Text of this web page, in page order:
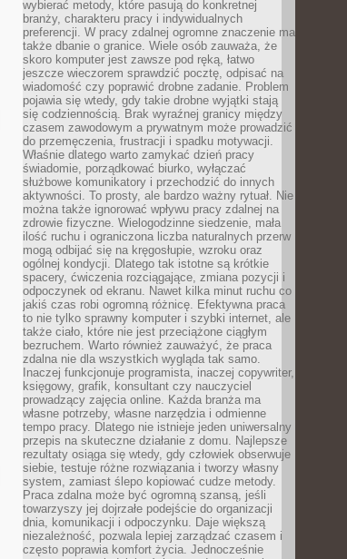
wybierać metody, które pasują do konkretnej
branży, charakteru pracy i indywidualnych
preferencji. W pracy zdalnej ogromne znaczenie ma
także dbanie o granice. Wiele osób zauważa, że
skoro komputer jest zawsze pod ręką, łatwo
jeszcze wieczorem sprawdzić pocztę, odpisać na
wiadomość czy poprawić drobne zadanie. Problem
pojawia się wtedy, gdy takie drobne wyjątki stają
się codziennością. Brak wyraźnej granicy między
czasem zawodowym a prywatnym może prowadzić
do przemęczenia, frustracji i spadku motywacji.
Właśnie dlatego warto zamykać dzień pracy
świadomie, porządkować biurko, wyłączać
służbowe komunikatory i przechodzić do innych
aktywności. To prosty, ale bardzo ważny rytuał. Nie
można także ignorować wpływu pracy zdalnej na
zdrowie fizyczne. Wielogodzinne siedzenie, mała
ilość ruchu i ograniczona liczba naturalnych przerw
mogą odbijać się na kręgosłupie, wzroku oraz
ogólnej kondycji. Dlatego tak istotne są krótkie
spacery, ćwiczenia rozciągające, zmiana pozycji i
odpoczynek od ekranu. Nawet kilka minut ruchu co
jakiś czas robi ogromną różnicę. Efektywna praca
to nie tylko sprawny komputer i szybki internet, ale
także ciało, które nie jest przeciążone ciągłym
bezruchem. Warto również zauważyć, że praca
zdalna nie dla wszystkich wygląda tak samo.
Inaczej funkcjonuje programista, inaczej copywriter,
księgowy, grafik, konsultant czy nauczyciel
prowadzący zajęcia online. Każda branża ma
własne potrzeby, własne narzędzia i odmienne
tempo pracy. Dlatego nie istnieje jeden uniwersalny
przepis na skuteczne działanie z domu. Najlepsze
rezultaty osiąga się wtedy, gdy człowiek obserwuje
siebie, testuje różne rozwiązania i tworzy własny
system, zamiast ślepo kopiować cudze metody.
Praca zdalna może być ogromną szansą, jeśli
towarzyszy jej dojrzałe podejście do organizacji
dnia, komunikacji i odpoczynku. Daje większą
niezależność, pozwala lepiej zarządzać czasem i
często poprawia komfort życia. Jednocześnie